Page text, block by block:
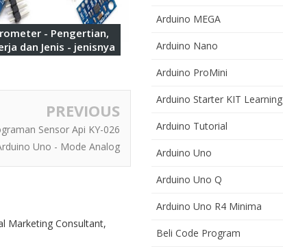
- Pengertian,
dan Jenis - jenisnya
PREVIOUS
Sensor Api KY-026
Uno - Mode Analog
Marketing Consultant,
Arduino MEGA
Arduino Nano
Arduino ProMini
Arduino Starter KIT Learning
Arduino Tutorial
Arduino Uno
Arduino Uno Q
Arduino Uno R4 Minima
Beli Code Program